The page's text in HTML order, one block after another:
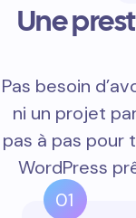
Une
Pas besoin
ni un projet
pas à pas pour
WordPress
01